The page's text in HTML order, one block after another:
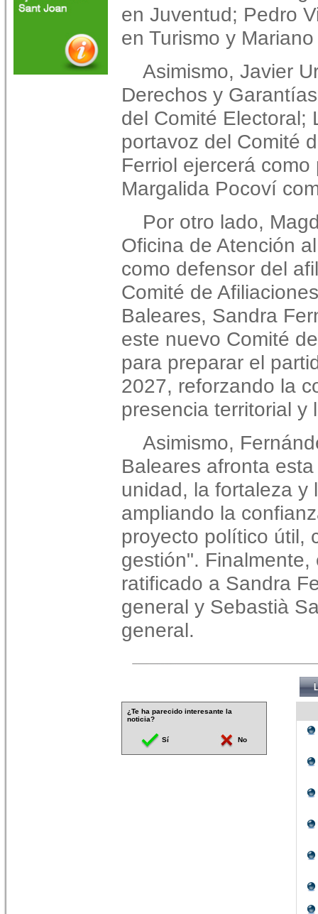
en Juventud; Pedro
en Turismo y
Asimismo, Javier
Derechos y
del Comité Electoral;
portavoz del Comité
Ferriol ejercerá
Margalida Pocoví
Por otro lado,
Oficina de Atención
como defensor del
Comité de
Baleares, Sandra
este nuevo Comité
para preparar el
2027, reforzando la
presencia territorial y
Asimismo,
Baleares afronta
unidad, la fortaleza y
ampliando la
proyecto político útil,
gestión".
ratificado a Sandra
general y Sebastià
general.
¿Te ha parecido interesante la
noticia?
Sí No